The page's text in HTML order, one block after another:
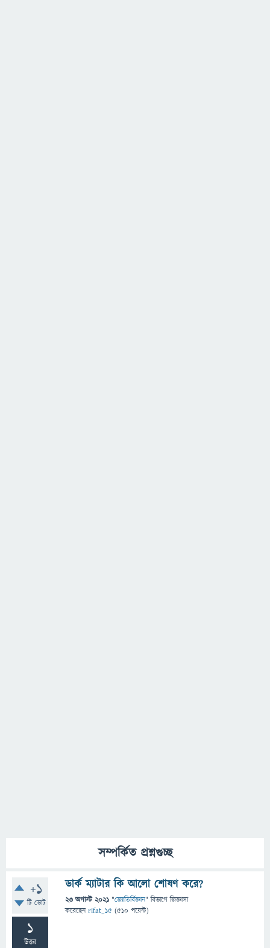
সম্পর্কিত প্রশ্নগুচ্ছ
+1
টি ভোট
1
উত্তর
ডার্ক ম্যাটার কি আলো শোষণ করে?
23 অগাস্ট 2021 "জ্যোতির্বিজ্ঞান" বিভাগে জিজ্ঞাসা
করেছেনrifat_15 (510 পয়েন্ট)